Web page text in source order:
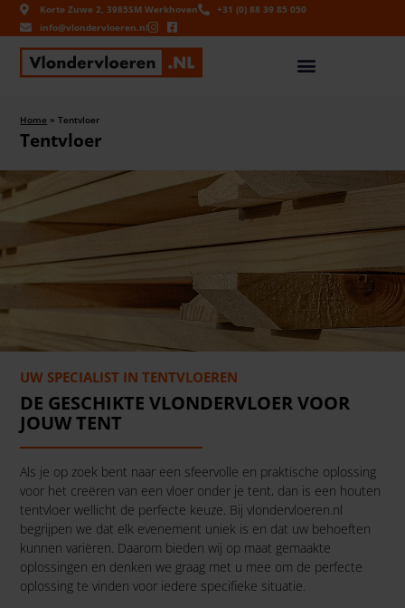
Korte Zuwe 2, 3985SM Werkhoven
+31 (0) 88 39 85 050
info@vlondervloeren.nl
Home »Tentvloer
Tentvloer
UW SPECIALIST IN TENTVLOEREN
DE GESCHIKTE VLONDERVLOER VOOR
JOUW TENT
Als je op zoek bent naar een sfeervolle en praktische oplossing
voor het creëren van een vloer onder je tent, dan is een houten
tentvloer wellicht de perfecte keuze. Bij vlondervloeren.nl
begrijpen we dat elk evenement uniek is en dat uw behoeften
kunnen variëren. Daarom bieden wij op maat gemaakte
oplossingen en denken we graag met u mee om de perfecte
oplossing te vinden voor iedere specifieke situatie.